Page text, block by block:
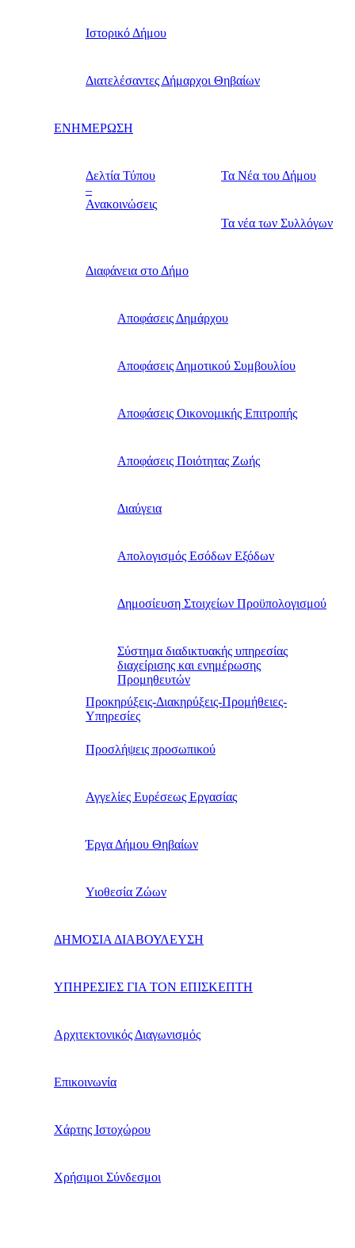
Ιστορικό Δήμου
Διατελέσαντες Δήμαρχοι Θηβαίων
ΕΝΗΜΕΡΩΣΗ
Δελτία Τύπου
–
Ανακοινώσεις
Τα Νέα του Δήμου
Τα νέα των Συλλόγων
Διαφάνεια στο Δήμο
Αποφάσεις Δημάρχου
Αποφάσεις Δημοτικού Συμβουλίου
Αποφάσεις Οικονομικής Επιτροπής
Αποφάσεις Ποιότητας Ζωής
Διαύγεια
Απολογισμός Εσόδων Εξόδων
Δημοσίευση Στοιχείων Προϋπολογισμού
Σύστημα διαδικτυακής υπηρεσίας
διαχείρισης και ενημέρωσης
Προμηθευτών
Προκηρύξεις-Διακηρύξεις-Προμήθειες-
Υπηρεσίες
Προσλήψεις προσωπικού
Αγγελίες Ευρέσεως Εργασίας
Έργα Δήμου Θηβαίων
Υιοθεσία Ζώων
ΔΗΜΟΣΙΑ ΔΙΑΒΟΥΛΕΥΣΗ
ΥΠΗΡΕΣΙΕΣ ΓΙΑ ΤΟΝ ΕΠΙΣΚΕΠΤΗ
Αρχιτεκτονικός Διαγωνισμός
Επικοινωνία
Χάρτης Ιστοχώρου
Χρήσιμοι Σύνδεσμοι